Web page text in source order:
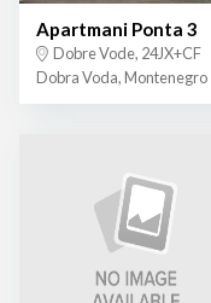
Apartmani Ponta 3
Dobre Vode, 24JX+CF
Dobra Voda, Montenegro